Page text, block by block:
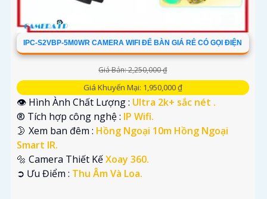
IPC-S2VBP-5M0WR CAMERA WIFI ĐỂ BÀN GIÁ RẺ CÓ GỌI ĐIỆN
Giá Bán: 2,250,000 ₫
Giá Khuyến Mại: 1,950,000 ₫
👁 Hình Ành Chất Lượng : Ultra 2k+ sắc nét .
®️ Tích hợp công nghệ : IP Wifi.
🌛 Xem ban đêm : Hồng Ngoại 10m Hồng Ngoại
Smart IR.
🔩 Camera Thiết KếXoay 360.
️➲ Ưu Điểm : Thu Âm Và Loa.